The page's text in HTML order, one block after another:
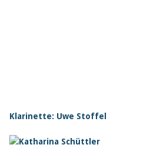
Klarinette: Uwe Stoffel